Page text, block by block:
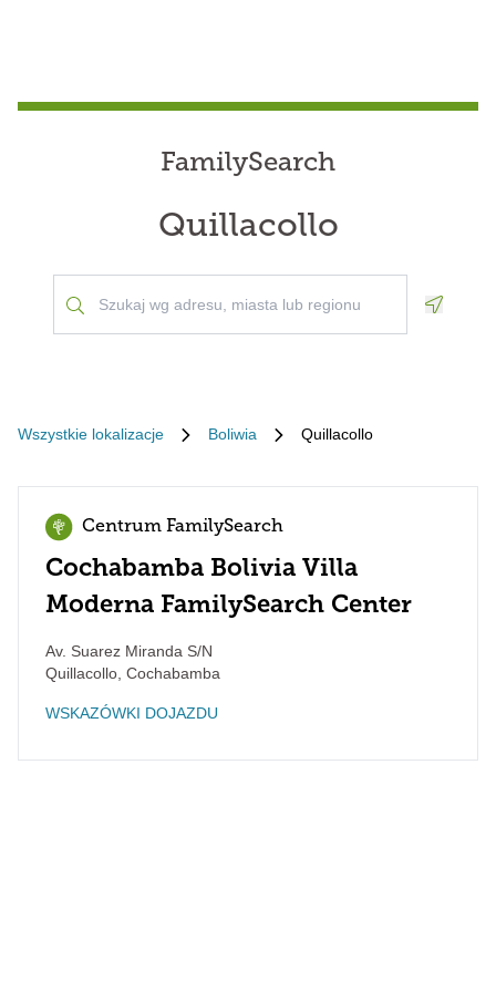
FamilySearch
Quillacollo
Wszystkie lokalizacje Boliwia Quillacollo
Centrum FamilySearch
Cochabamba Bolivia Villa
Moderna FamilySearch Center
Av. Suarez Miranda S/N
Quillacollo Cochabamba
WSKAZÓWKI DOJAZDU